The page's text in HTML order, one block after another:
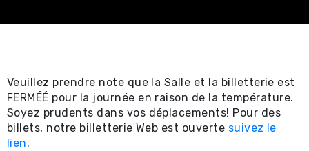
Veuillez prendre note que la Salle et la billetterie est
FERMÉÉ pour la journée en raison de la température.
Soyez prudents dans vos déplacements! Pour des
billets, notre billetterie Web est ouverte suivez le
lien.
Spectacles
Achat en ligne -
Certificat-cadeau